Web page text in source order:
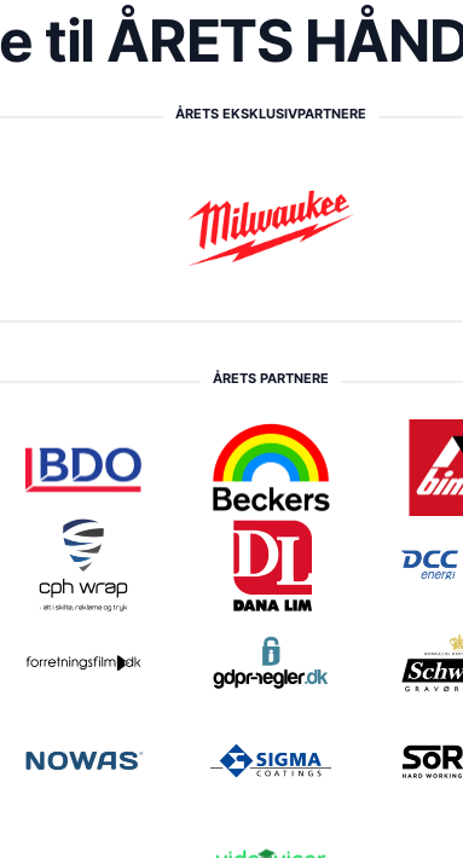
til ÅRETS
ÅRETS EKSKLUSIVPARTNERE
ÅRETS PARTNERE